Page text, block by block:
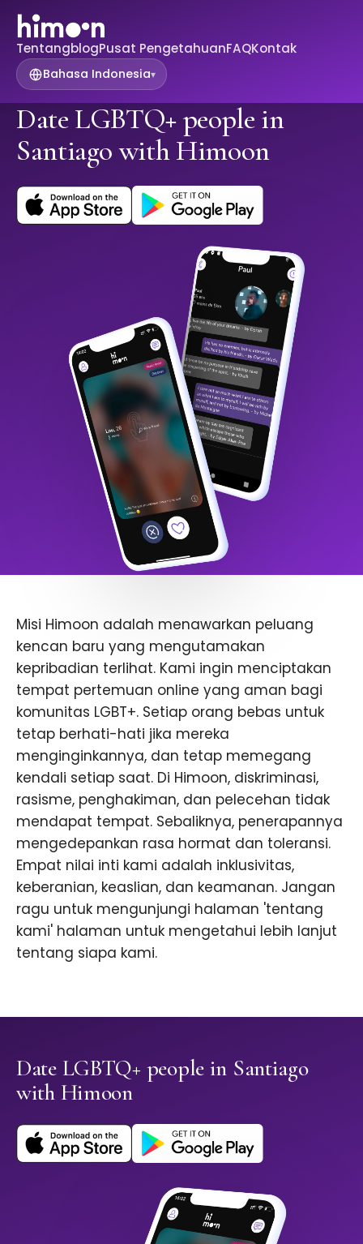
TentangblogPusat PengetahuanFAQKontak
Bahasa Indonesia▾
Date LGBTQ+ people in
Santiago with Himoon
Misi Himoon adalah menawarkan peluang
kencan baru yang mengutamakan
kepribadian terlihat. Kami ingin menciptakan
tempat pertemuan online yang aman bagi
komunitas LGBT+. Setiap orang bebas untuk
tetap berhati-hati jika mereka
menginginkannya, dan tetap memegang
kendali setiap saat. Di Himoon, diskriminasi,
rasisme, penghakiman, dan pelecehan tidak
mendapat tempat. Sebaliknya, penerapannya
mengedepankan rasa hormat dan toleransi.
Empat nilai inti kami adalah inklusivitas,
keberanian, keaslian, dan keamanan. Jangan
ragu untuk mengunjungi halaman 'tentang
kami' halaman untuk mengetahui lebih lanjut
tentang siapa kami.
Date LGBTQ+ people in Santiago
with Himoon